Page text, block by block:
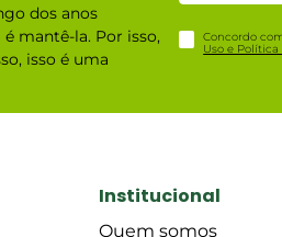
dos anos
mantê-la. Por isso,
isso é uma
Concordo
Uso e
Institucional
Quem somos